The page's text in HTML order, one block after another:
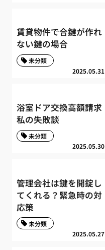
賃貸物件で合鍵が作れ
ない鍵の場合
2025.05.31
未分類
浴室ドア交換高額請求
私の失敗談
2025.05.30
未分類
管理会社は鍵を開錠し
てくれる？緊急時の対
応策
2025.05.27
未分類